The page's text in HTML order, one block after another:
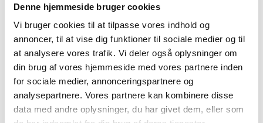
Denne hjemmeside bruger cookies
Vi bruger cookies til at tilpasse vores indhold og
annoncer, til at vise dig funktioner til sociale medier og til
at analysere vores trafik. Vi deler også oplysninger om
din brug af vores hjemmeside med vores partnere inden
for sociale medier, annonceringspartnere og
analysepartnere. Vores partnere kan kombinere disse
data med andre oplysninger, du har givet dem, eller som
Ambulante patienter og patienter i dagsbehandling
Behandling og opfølgning af borgere og patienter i
ernæringsrisiko
Opsporing af børn og unge i ernæringsrisiko
kostindtagelse på indlæggelsestidspunktet eller har risiko for
at få nedsat kostindtagelse under indlæggelsen. Ofte har
patienterne et øget behov for mikronæringsstoffer.
Patientens ernæringstilstand skal følges tæt med opsporing
af mulig ernæringsrisiko.
Læs mere underOpsporing.